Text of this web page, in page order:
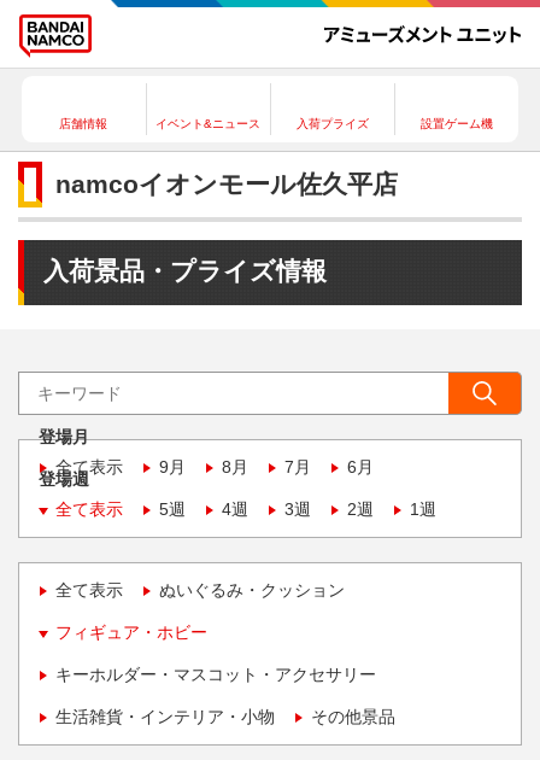
店舗情報 イベント&ニュース 入荷プライズ 設置ゲーム機
namcoイオンモール佐久平店
入荷景品・プライズ情報
登場月
全て表示
9月 8月 7月 6月
登場週
全て表示
5週 4週 3週 2週 1週
全て表示 ぬいぐるみ・クッション
フィギュア・ホビー
キーホルダー・マスコット・アクセサリー
生活雑貨・インテリア・小物 その他景品